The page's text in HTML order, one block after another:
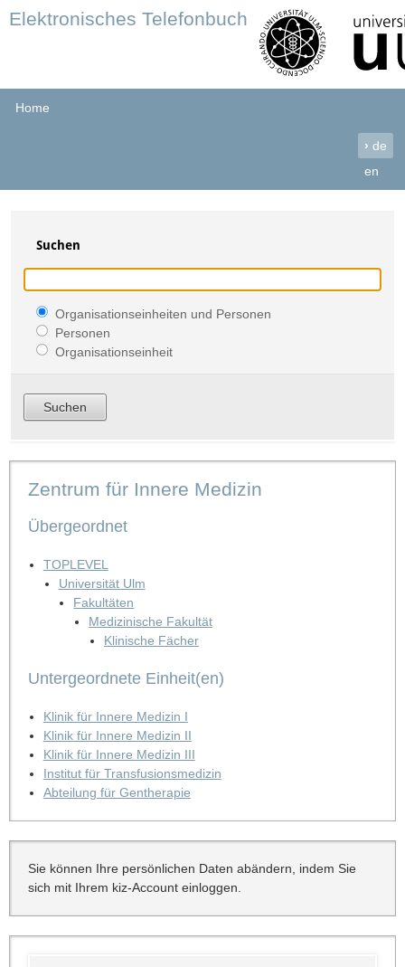
Elektronisches Telefonbuch
Home
› de
en
Suchen
Organisationseinheiten und Personen
Personen
Organisationseinheit
Zentrum für Innere Medizin
Übergeordnet
TOPLEVEL
Universität Ulm
Fakultäten
Medizinische Fakultät
Klinische Fächer
Untergeordnete Einheit(en)
Klinik für Innere Medizin I
Klinik für Innere Medizin II
Klinik für Innere Medizin III
Institut für Transfusionsmedizin
Abteilung für Gentherapie
Sie können Ihre persönlichen Daten abändern, indem Sie
sich mit Ihrem kiz-Account einloggen.